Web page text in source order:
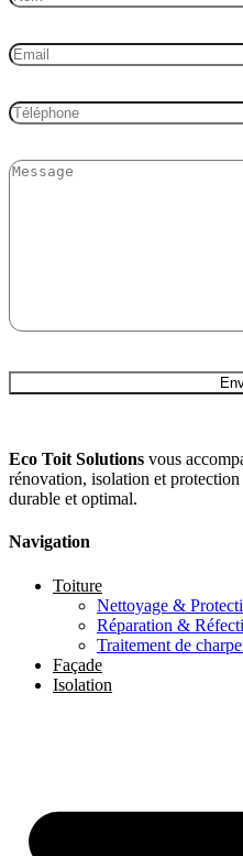
Eco Toit Solutions vous
rénovation, isolation et
durable et optimal.
Navigation
Toiture
Nettoyage &
Réparation &
Traitement de
Façade
Isolation